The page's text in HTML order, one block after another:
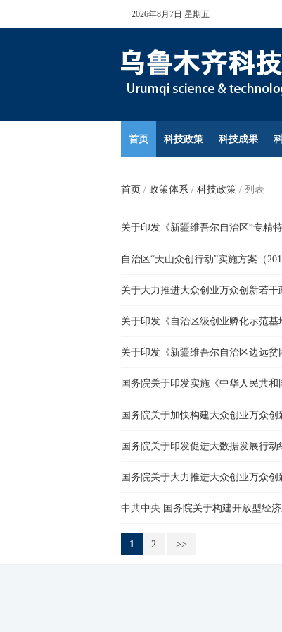
2026年8月7日 星期五
首页 科技政策 科技成果
首页 / 政策体系 / 科技政策 / 列表
关于印发《新疆维吾尔自治区“专精
自治区“天山众创行动”实施方案（
关于大力推进大众创业万众创新若
关于印发《自治区级创业孵化示范
国务院关于加快构建大众创业万众
国务院关于印发促进大数据发展行动
国务院关于大力推进大众创业万众
中共中央 国务院关于构建开放型经
1 2 >>